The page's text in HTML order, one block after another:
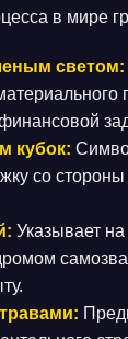
в мире
светом:
кубок:
со стороны
Указывает